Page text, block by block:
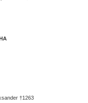
†1263